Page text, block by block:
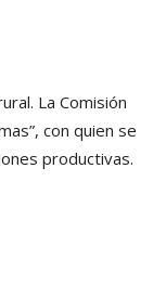
La Comisión
con quien se
productivas.